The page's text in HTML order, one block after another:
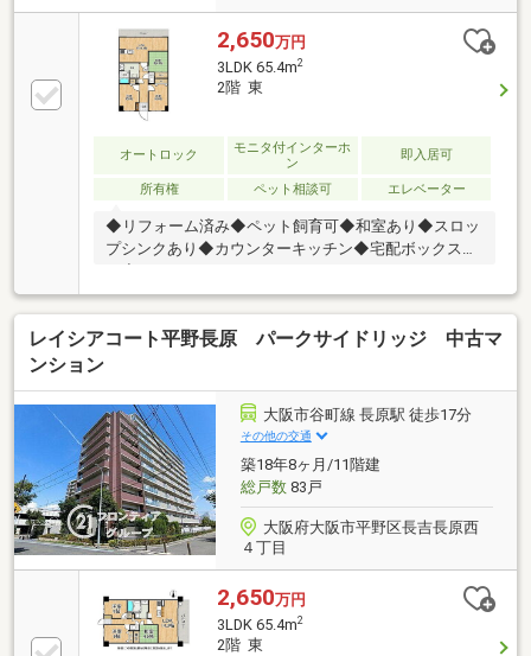
2,650万円
3LDK 65.4m2
2階 東
オートロック
モニタ付インターホ
ン
即入居可
所有権 ペット相談可 エレベーター
◆リフォーム済み◆ペット飼育可◆和室あり◆スロッ
プシンクあり◆カウンターキッチン◆宅配ボックスあ
レイシアコート平野長原 パークサイドリッジ 中古マ
ンション
大阪市谷町線 長原駅 徒歩17分
その他の交通
築18年8ヶ月/11階建
総戸数83戸
大阪府大阪市平野区長吉長原西
４丁目
2,650万円
3LDK 65.4m2
2階 東